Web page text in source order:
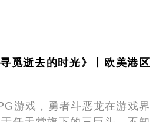
觅逝去的时光》丨欧美港区
游戏，勇者斗恶龙在游戏界